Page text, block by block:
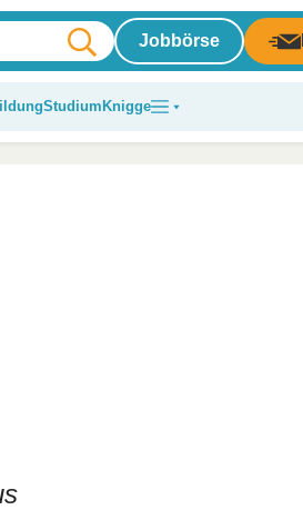
Jobbörse
Studium Knigge